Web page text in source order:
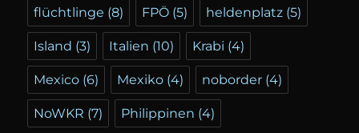
flüchtlinge (8) FPÖ (5) heldenplatz (5)
Island (3) Italien (10) Krabi (4)
Mexico (6) Mexiko (4) noborder (4)
NoWKR (7) Philippinen (4)